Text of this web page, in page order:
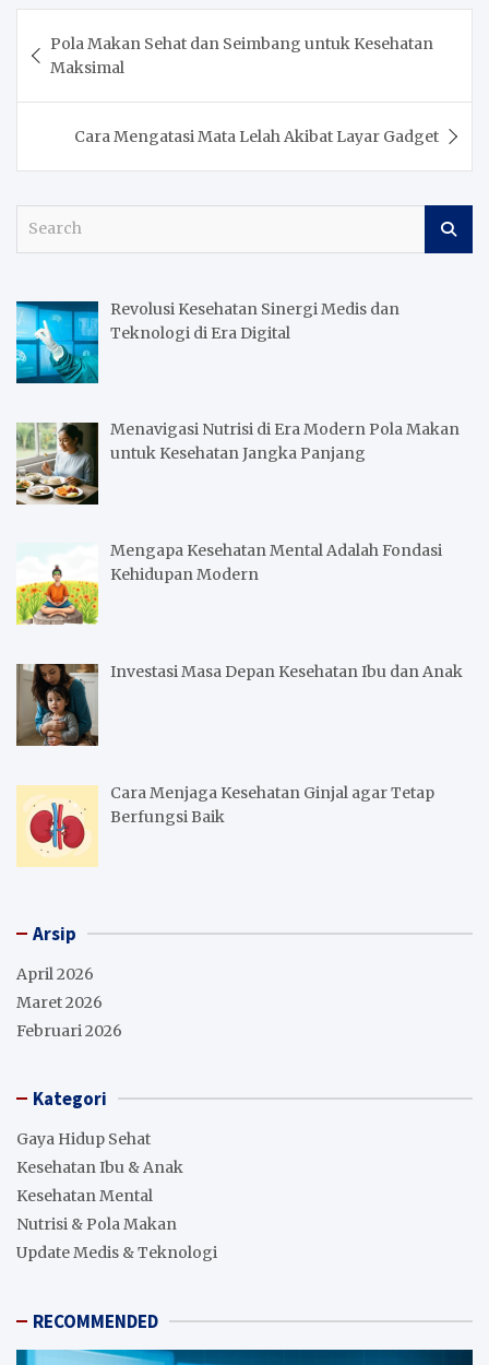
posPola Makan Sehat dan Seimbang untuk Kesehatan
Maksimal
Cara Mengatasi Mata Lelah Akibat Layar Gadget
c
h
Revolusi Kesehatan Sinergi Medis dan
Teknologi di Era Digital
Menavigasi Nutrisi di Era Modern Pola Makan
untuk Kesehatan Jangka Panjang
Mengapa Kesehatan Mental Adalah Fondasi
Kehidupan Modern
Investasi Masa Depan Kesehatan Ibu dan Anak
Cara Menjaga Kesehatan Ginjal agar Tetap
Berfungsi Baik
Arsip
April 2026
Maret 2026
Februari 2026
Kategori
Gaya Hidup Sehat
Kesehatan Ibu & Anak
Kesehatan Mental
Nutrisi & Pola Makan
Update Medis & Teknologi
RECOMMENDED